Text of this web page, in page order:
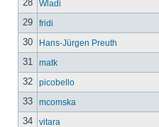
28 Wladi
29 fridi
30 Hans-Jürgen Preuth
31 matk
32 picobello
33 mcomska
34 vitara